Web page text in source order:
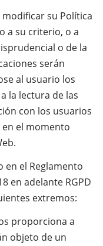
modificar su Política
a su criterio, o a
o de la
serán
al usuario los
la lectura de las
con los usuarios
el momento
en el Reglamento
en adelante RGPD
extremos:
proporciona a
objeto de un